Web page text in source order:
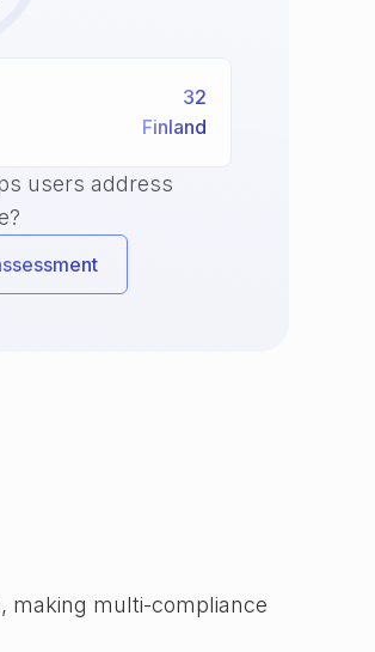
32
Finland
users address
making multi-compliance